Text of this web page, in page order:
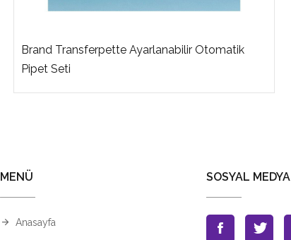
Brand Transferpette Ayarlanabilir Otomatik
Pipet Seti
MENÜ
Anasayfa
SOSYAL MEDYA